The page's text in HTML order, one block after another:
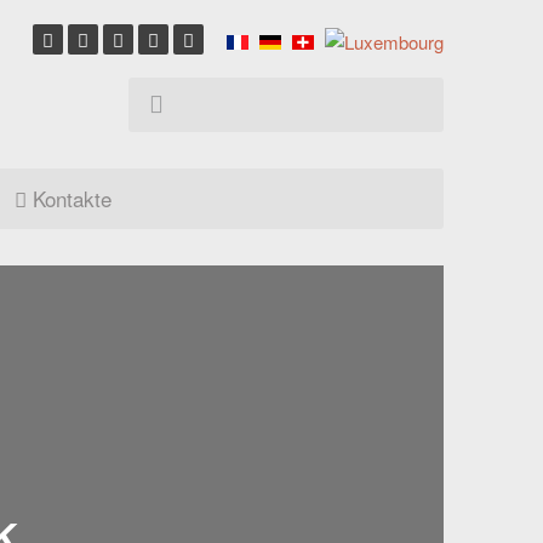
Kontakte